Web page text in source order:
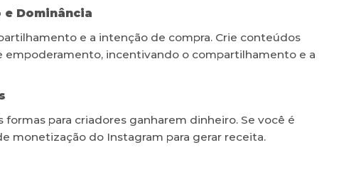
e Dominância
e a intenção de compra. Crie conteúdos
empoderamento, incentivando o compartilhamento e a
para criadores ganharem dinheiro. Se você é
monetização do Instagram para gerar receita.